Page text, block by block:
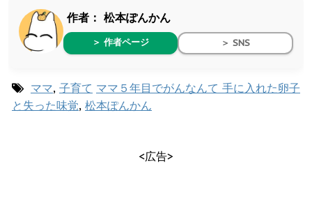
作者： 松本ぽんかん
＞ 作者ページ ＞ SNS
ママ, 子育て ママ５年目でがんなんて 手に入れた卵子
と失った味覚, 松本ぽんかん
<広告>